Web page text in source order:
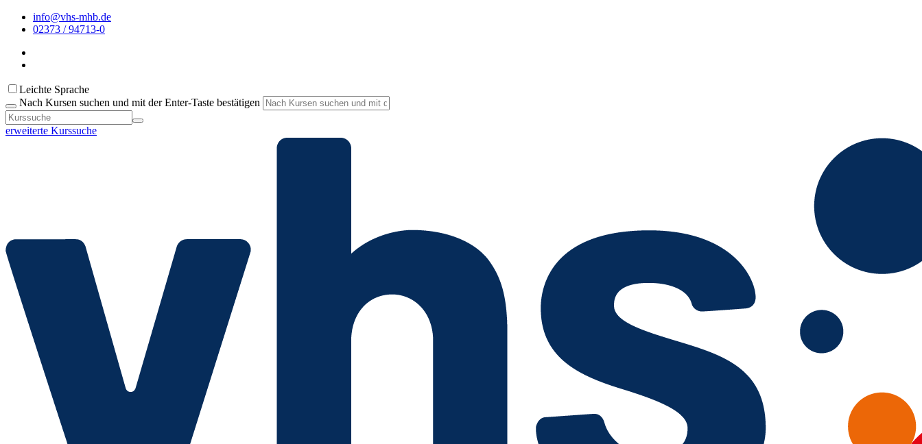
info@vhs-mhb.de
02373 / 94713-0
Leichte Sprache
Nach Kursen suchen und mit der Enter-Taste bestätigen
erweiterte Kurssuche